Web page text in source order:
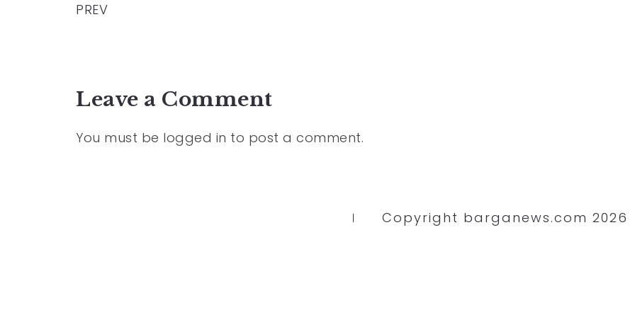
PREV
Leave a Comment
You must be logged in to post a comment.
Copyright barganews.com 2026